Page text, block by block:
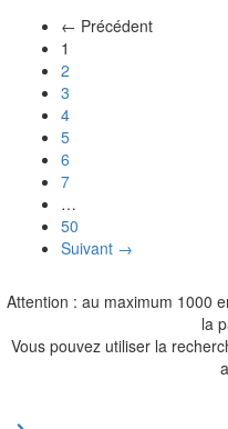
← Précédent
1
2
3
4
5
6
7
…
50
Suivant →
Attention : au maximum 1000
la
Vous pouvez utiliser la